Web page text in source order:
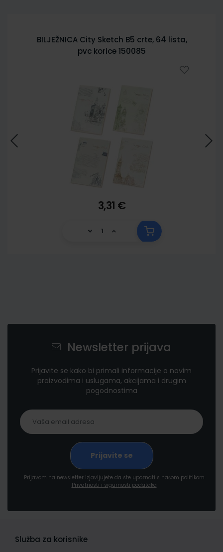
BILJEŽNICA City Sketch B5 crte, 64 lista,
pvc korice 150085
3,31 €
Newsletter prijava
Prijavite se kako bi primali informacije o novim
proizvodima i uslugama, akcijama i drugim
pogodnostima
Prijavom na newsletter izjavljujete da ste upoznati s našom politikom
Privatnosti i sigurnosti podataka
Služba za korisnike